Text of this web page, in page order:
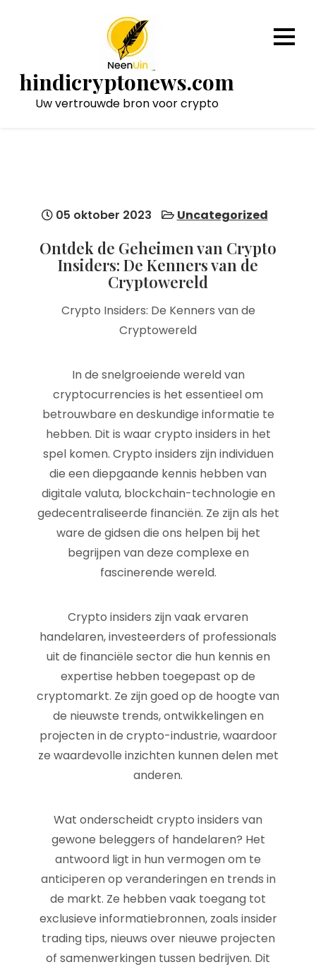
hindicryptonews.com
Uw vertrouwde bron voor crypto
05 oktober 2023 Uncategorized
Ontdek de Geheimen van Crypto
Insiders: De Kenners van de
Cryptowereld
Crypto Insiders: De Kenners van de
Cryptowereld
In de snelgroeiende wereld van
cryptocurrencies is het essentieel om
betrouwbare en deskundige informatie te
hebben. Dit is waar crypto insiders in het
spel komen. Crypto insiders zijn individuen
die een diepgaande kennis hebben van
digitale valuta, blockchain-technologie en
gedecentraliseerde financiën. Ze zijn als het
ware de gidsen die ons helpen bij het
begrijpen van deze complexe en
fascinerende wereld.
Crypto insiders zijn vaak ervaren
handelaren, investeerders of professionals
uit de financiële sector die hun kennis en
expertise hebben toegepast op de
cryptomarkt. Ze zijn goed op de hoogte van
de nieuwste trends, ontwikkelingen en
projecten in de crypto-industrie, waardoor
ze waardevolle inzichten kunnen delen met
anderen.
Wat onderscheidt crypto insiders van
gewone beleggers of handelaren? Het
antwoord ligt in hun vermogen om te
anticiperen op veranderingen en trends in
de markt. Ze hebben vaak toegang tot
exclusieve informatiebronnen, zoals insider
trading tips, nieuws over nieuwe projecten
of samenwerkingen tussen bedrijven. Dit